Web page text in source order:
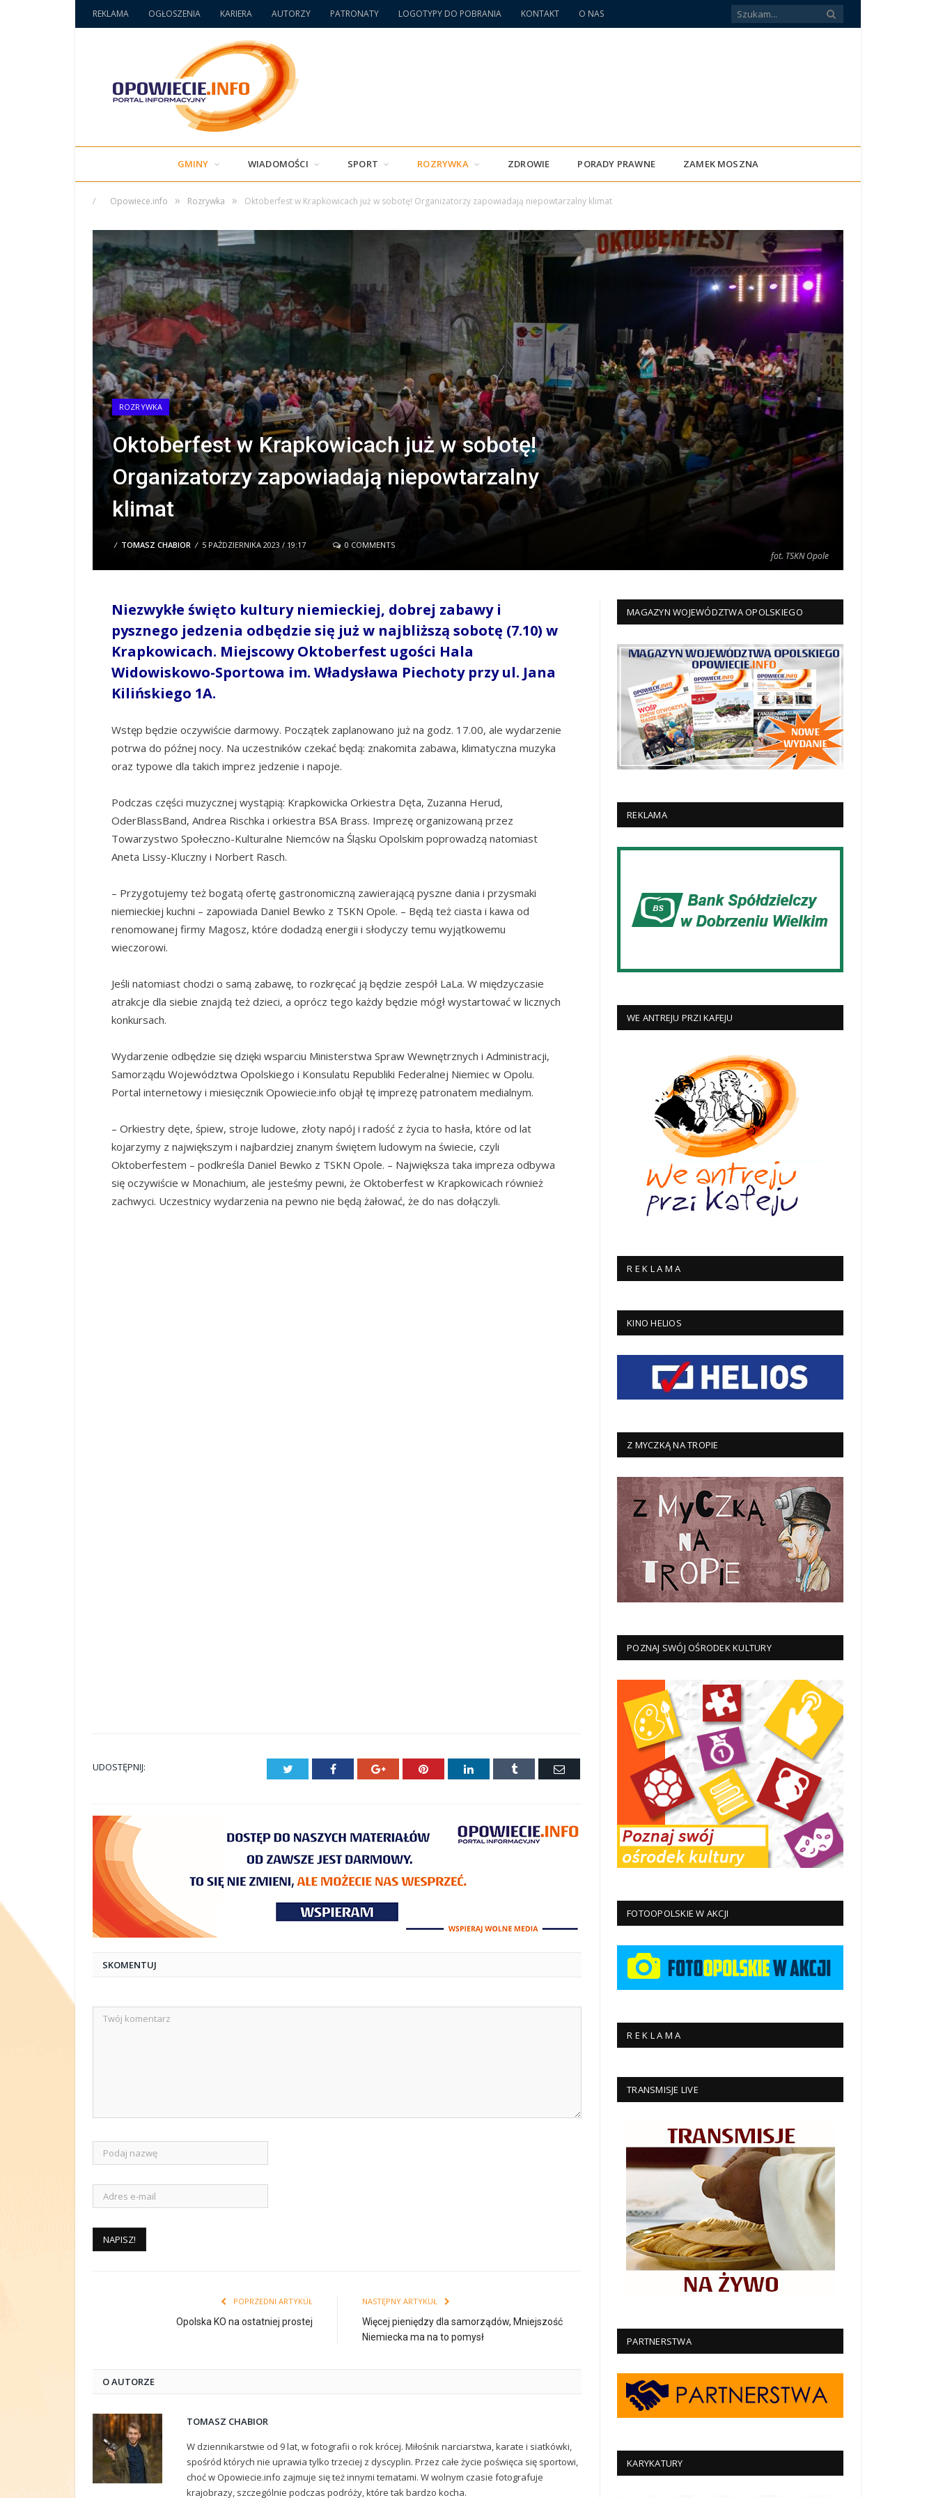
REKLAMA OGŁOSZENIA KARIERA AUTORZY PATRONATY LOGOTYPY DO POBRANIA KONTAKT O NAS
GMINY WIADOMOŚCI SPORT ROZRYWKA ZDROWIE PORADY PRAWNE ZAMEK MOSZNA
/ Opowiece.info » Rozrywka » Oktoberfest w Krapkowicach już w sobotę! Organizatorzy zapowiadają niepowtarzalny klimat
fot. TSKN Opole
ROZRYWKA
Oktoberfest w Krapkowicach już w sobotę!
Organizatorzy zapowiadają niepowtarzalny
klimat
/ TOMASZ CHABIOR / 5 PAŹDZIERNIKA 2023 / 19:17 0 COMMENTS
fot. TSKN Opole
Niezwykłe święto kultury niemieckiej, dobrej zabawy i
pysznego jedzenia odbędzie się już w najbliższą sobotę (7.10) w
Krapkowicach. Miejscowy Oktoberfest ugości Hala
Widowiskowo-Sportowa im. Władysława Piechoty przy ul. Jana
Kilińskiego 1A.
Wstęp będzie oczywiście darmowy. Początek zaplanowano już na godz. 17.00, ale wydarzenie
potrwa do późnej nocy. Na uczestników czekać będą: znakomita zabawa, klimatyczna muzyka
oraz typowe dla takich imprez jedzenie i napoje.
Podczas części muzycznej wystąpią: Krapkowicka Orkiestra Dęta, Zuzanna Herud,
OderBlassBand, Andrea Rischka i orkiestra BSA Brass. Imprezę organizowaną przez
Towarzystwo Społeczno-Kulturalne Niemców na Śląsku Opolskim poprowadzą natomiast
Aneta Lissy-Kluczny i Norbert Rasch.
– Przygotujemy też bogatą ofertę gastronomiczną zawierającą pyszne dania i przysmaki
niemieckiej kuchni – zapowiada Daniel Bewko z TSKN Opole. – Będą też ciasta i kawa od
renomowanej firmy Magosz, które dodadzą energii i słodyczy temu wyjątkowemu
wieczorowi.
Jeśli natomiast chodzi o samą zabawę, to rozkręcać ją będzie zespół LaLa. W międzyczasie
atrakcje dla siebie znajdą też dzieci, a oprócz tego każdy będzie mógł wystartować w licznych
konkursach.
Wydarzenie odbędzie się dzięki wsparciu Ministerstwa Spraw Wewnętrznych i Administracji,
Samorządu Województwa Opolskiego i Konsulatu Republiki Federalnej Niemiec w Opolu.
Portal internetowy i miesięcznik Opowiecie.info objął tę imprezę patronatem medialnym.
– Orkiestry dęte, śpiew, stroje ludowe, złoty napój i radość z życia to hasła, które od lat
kojarzymy z największym i najbardziej znanym świętem ludowym na świecie, czyli
Oktoberfestem – podkreśla Daniel Bewko z TSKN Opole. – Największa taka impreza odbywa
się oczywiście w Monachium, ale jesteśmy pewni, że Oktoberfest w Krapkowicach również
zachwyci. Uczestnicy wydarzenia na pewno nie będą żałować, że do nas dołączyli.
UDOSTĘPNIJ: Twitter Facebook Google+ Pinterest LinkedIn Tumblr
E-
SKOMENTUJ
POPRZEDNI ARTYKUŁ
Opolska KO na ostatniej prostej
NASTĘPNY ARTYKUŁ
Więcej pieniędzy dla samorządów, Mniejszość
Niemiecka ma na to pomysł
O AUTORZE
TOMASZ CHABIOR
W dziennikarstwie od 9 lat, w fotografii o rok krócej. Miłośnik narciarstwa, karate i siatkówki,
spośród których nie uprawia tylko trzeciej z dyscyplin. Przez całe życie poświęca się sportowi,
choć w Opowiecie.info zajmuje się też innymi tematami. W wolnym czasie fotografuje
krajobrazy, szczególnie podczas podróży, które tak bardzo kocha.
MAGAZYN WOJEWÓDZTWA OPOLSKIEGO
REKLAMA
WE ANTREJU PRZI KAFEJU
R E K L A M A
KINO HELIOS
Z MYCZKĄ NA TROPIE
POZNAJ SWÓJ OŚRODEK KULTURY
FOTOOPOLSKIE W AKCJI
R E K L A M A
TRANSMISJE LIVE
PARTNERSTWA
KARYKATURY